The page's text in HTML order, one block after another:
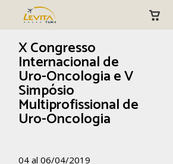
X Congresso
Internacional de
Uro-Oncologia e V
Simpósio
Multiprofissional de
Uro-Oncologia
04 al 06/04/2019